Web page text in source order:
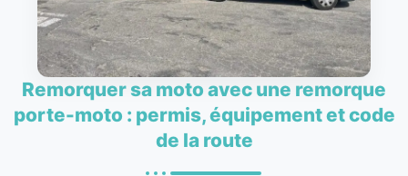
Remorquer sa moto avec une remorque
porte-moto : permis, équipement et code
de la route